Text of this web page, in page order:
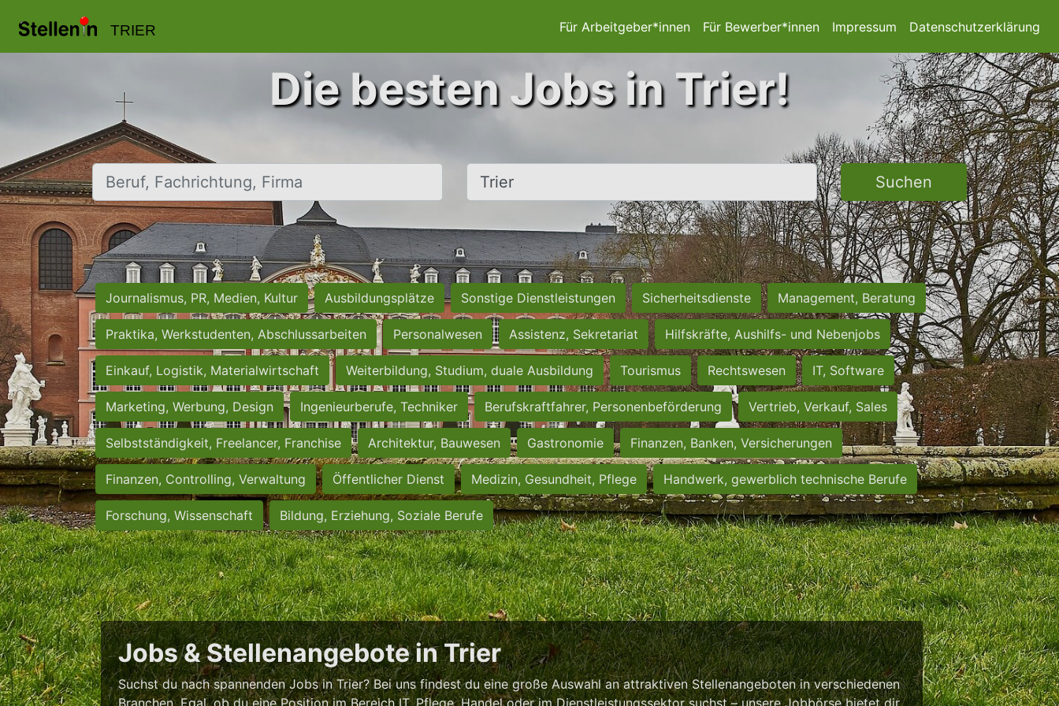
TRIER Für Arbeitgeber*innen Für Bewerber*innen Impressum Datenschutzerklärung
Die besten Jobs in Trier!
Beruf, Fachrichtung, Firma Ort, Stadt Suchen
Journalismus, PR, Medien, Kultur Ausbildungsplätze Sonstige Dienstleistungen Sicherheitsdienste Management, Beratung
Praktika, Werkstudenten, Abschlussarbeiten Personalwesen Assistenz, Sekretariat Hilfskräfte, Aushilfs- und Nebenjobs
Einkauf, Logistik, Materialwirtschaft Weiterbildung, Studium, duale Ausbildung Tourismus Rechtswesen IT, Software
Marketing, Werbung, Design Ingenieurberufe, Techniker Berufskraftfahrer, Personenbeförderung Vertrieb, Verkauf, Sales
Selbstständigkeit, Freelancer, Franchise Architektur, Bauwesen Gastronomie Finanzen, Banken, Versicherungen
Finanzen, Controlling, Verwaltung Öffentlicher Dienst Medizin, Gesundheit, Pflege Handwerk, gewerblich technische Berufe
Forschung, Wissenschaft Bildung, Erziehung, Soziale Berufe
Jobs & Stellenangebote in Trier
Suchst du nach spannenden Jobs in Trier? Bei uns findest du eine große Auswahl an attraktiven Stellenangeboten in verschiedenen